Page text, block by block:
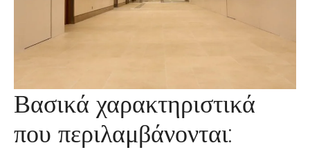
Βασικά χαρακτηριστικά
που περιλαμβάνονται: